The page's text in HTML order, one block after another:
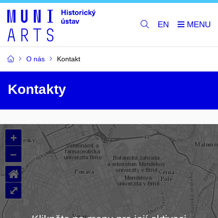
EN
O nás Kontakt
Kontakty
+
–
⌂
⤢